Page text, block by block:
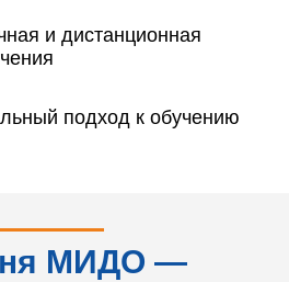
и дистанционная
подход к обучению
МИДО —